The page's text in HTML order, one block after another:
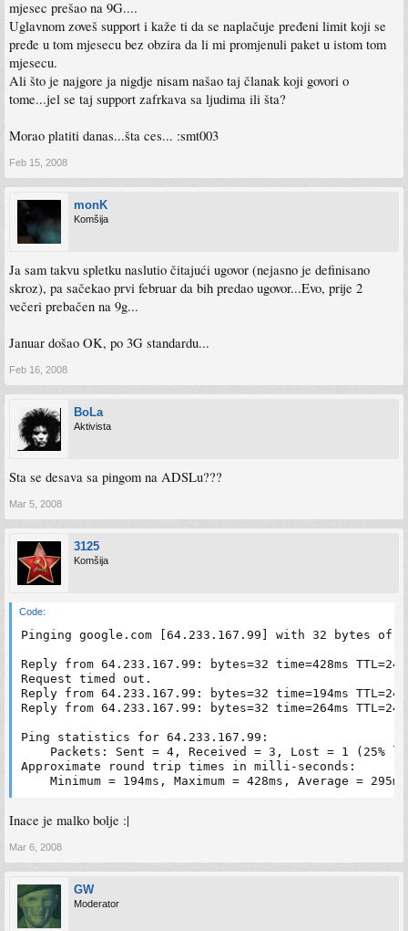
mjesec prešao na 9G....
Uglavnom zoveš support i kaže ti da se naplačuje pređeni limit koji se
pređe u tom mjesecu bez obzira da li mi promjenuli paket u istom tom
mjesecu.
Ali što je najgore ja nigdje nisam našao taj članak koji govori o
tome...jel se taj support zafrkava sa ljudima ili šta?
Morao platiti danas...šta ces... :smt003
Feb 15, 2008
monK
Komšija
Ja sam takvu spletku naslutio čitajući ugovor (nejasno je definisano
skroz), pa sačekao prvi februar da bih predao ugovor...Evo, prije 2
večeri prebačen na 9g...
Januar došao OK, po 3G standardu...
Feb 16, 2008
BoLa
Aktivista
Sta se desava sa pingom na ADSLu???
Mar 5, 2008
3125
Komšija
Code:
Pinging google.com [64.233.167.99] with 32 bytes of
Reply from 64.233.167.99: bytes=32 time=428ms TTL=240
Request timed out.
Reply from 64.233.167.99: bytes=32 time=194ms TTL=240
Reply from 64.233.167.99: bytes=32 time=264ms TTL=240
Ping statistics for 64.233.167.99:
Packets: Sent = 4, Received = 3, Lost = 1 (25%
Approximate round trip times in milli-seconds:
    Minimum = 194ms, Maximum = 428ms, Average = 295ms
Inace je malko bolje :|
Mar 6, 2008
GW
Moderator